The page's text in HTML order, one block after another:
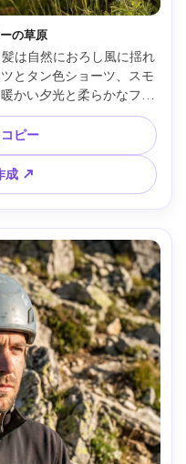
の草原
は自然におろし風に揺れ
とタン色ショーツ、スモ
かい夕光と柔らかなフレ
ーミーなボケの花、中距
然な肌の毛穴、リアルな
ar 4:5
ピー
成 ↗